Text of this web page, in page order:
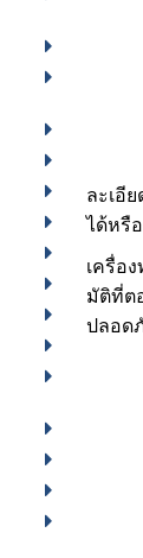
ละเอี
ได้หรื
เครื่อ
มัติที่ต
ปลอด